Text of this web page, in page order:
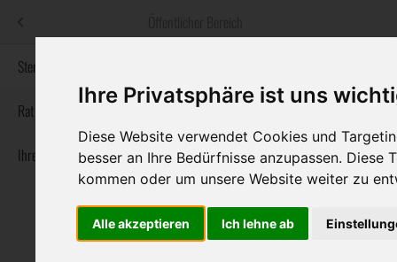
Ihre Privatsphäre ist uns
Diese Website verwendet Cookies und
besser an Ihre Bedürfnisse anzupassen. Diese
kommen oder um unsere Website weiter zu
Alle akzeptieren Ich lehne ab
bestatter.at
Informationswebsite der österreichischen Bestatter
Navigation
überspringen
Sterbeanzeigen Rat & Hilfe im Trauerfall Ihre Bestatter
Sterbeanzeigen
Rat & Hilfe im Trauerfall
Ihre Bestatter